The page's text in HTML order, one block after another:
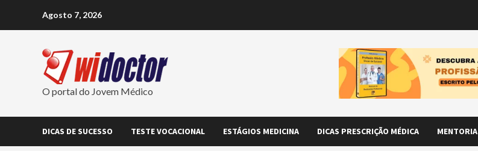
Agosto 7, 2026
O portal do Jovem Médico
DICAS DE SUCESSO TESTE VOCACIONAL ESTÁGIOS MEDICINA DICAS PRESCRIÇÃO MÉDICA MENTORIA